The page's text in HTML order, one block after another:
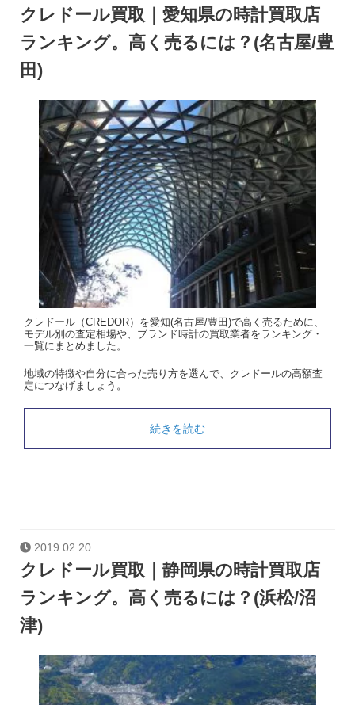
クレドール買取｜愛知県の時計買取店
ランキング。高く売るには？(名古屋/豊
田)
クレドール（CREDOR）を愛知(名古屋/豊田)で高く売るために、
モデル別の査定相場や、ブランド時計の買取業者をランキング・
一覧にまとめました。
地域の特徴や自分に合った売り方を選んで、クレドールの高額査
定につなげましょう。
続きを読む
2019.02.20
クレドール買取｜静岡県の時計買取店
ランキング。高く売るには？(浜松/沼
津)